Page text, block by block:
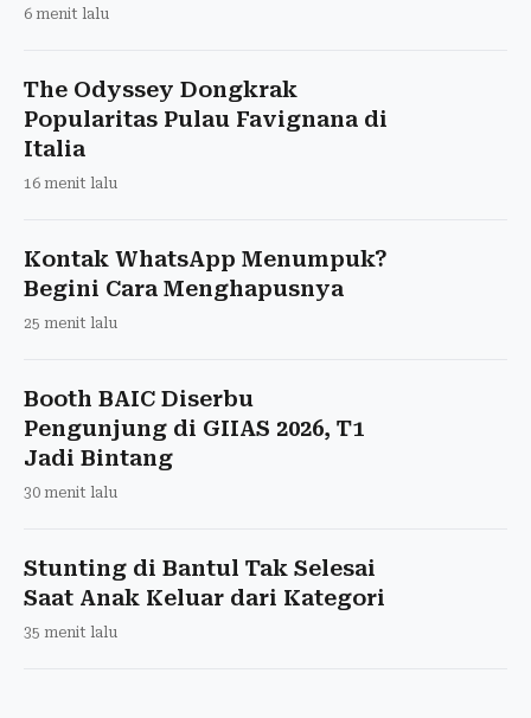
Agustus 2026
Artikel Terbaru Lainnya
Penyerapan Kerja Lulusan
Vokasi Capai 77 Persen
The Odyssey Dongkrak
Popularitas Pulau Favignana di
Italia
Kontak WhatsApp Menumpuk?
Begini Cara Menghapusnya